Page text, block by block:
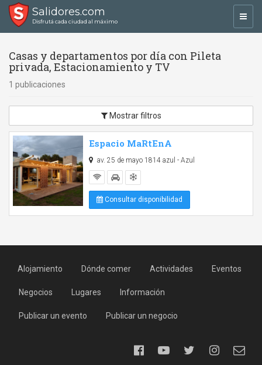
Salidores.com
Disfrutá cada ciudad al máximo
Casas y departamentos por día con Pileta
privada, Estacionamiento y TV
1 publicaciones
Mostrar filtros
Espacio MaRtEnA
av. 25 de mayo 1814 azul - Azul
Consultar disponibilidad
Alojamiento Dónde comer Actividades Eventos
Negocios Lugares Información
Publicar un evento Publicar un negocio